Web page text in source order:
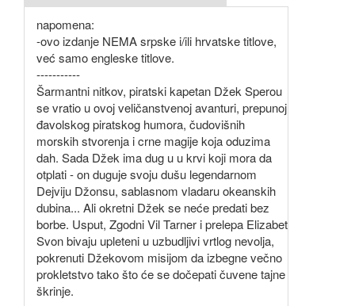
napomena:
-ovo izdanje NEMA srpske i/ili hrvatske titlove,
već samo engleske titlove.
-----------
Šarmantni nitkov, piratski kapetan Džek Sperou
se vratio u ovoj veličanstvenoj avanturi, prepunoj
đavolskog piratskog humora, čudovišnih
morskih stvorenja i crne magije koja oduzima
dah. Sada Džek ima dug u u krvi koji mora da
otplati - on duguje svoju dušu legendarnom
Dejviju Džonsu, sablasnom vladaru okeanskih
dubina... Ali okretni Džek se neće predati bez
borbe. Usput, Zgodni Vil Tarner i prelepa Elizabet
Svon bivaju upleteni u uzbudljivi vrtlog nevolja,
pokrenuti Džekovom misijom da izbegne večno
prokletstvo tako što će se dočepati čuvene tajne
škrinje.